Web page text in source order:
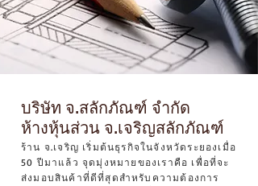
บริษัท จ.สลักภัณฑ์ จำกัด
ห้างหุ้นส่วน จ.เจริญสลักภัณฑ์
ร้าน จ.เจริญ เริ่มต้นธุรกิจในจังหวัดระยองเมื่อ
50 ปีมาแล้ว จุดมุ่งหมายของเราคือ เพื่อที่จะ
ส่งมอบสินค้าที่ดีที่สุดสำหรับความต้องการ